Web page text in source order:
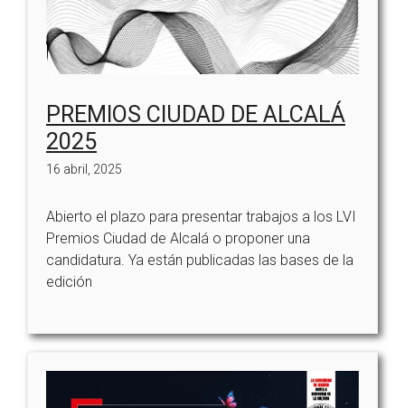
PREMIOS CIUDAD DE ALCALÁ
2025
16 abril, 2025
Abierto el plazo para presentar trabajos a los LVI
Premios Ciudad de Alcalá o proponer una
candidatura. Ya están publicadas las bases de la
edición